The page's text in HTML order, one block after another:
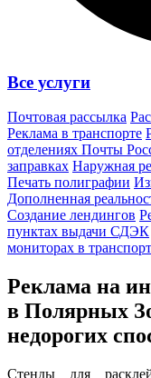
Все услуги
Почтовая рассылка
Реклама в транспорте
отделениях Почты
заправках Наружная
Печать полиграфии
Дополненная
Создание лендингов
пунктах выдачи СДЭК
мониторах в
Реклама на
в Полярных
недорогих
Стенды для